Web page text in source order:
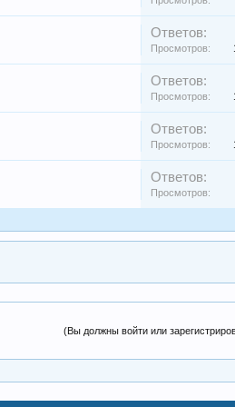
Ответов:
Просмотров:
Ответов:
Просмотров:
Ответов:
Просмотров:
Ответов:
Просмотров:
(Вы должны войти или